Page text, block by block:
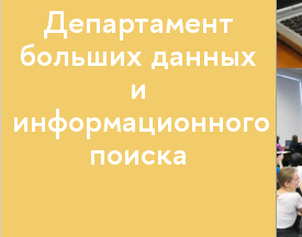
Департамент
больших данных
и
информационного
поиска